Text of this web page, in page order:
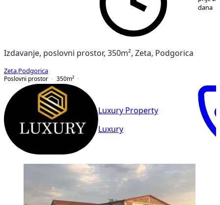
dana
Izdavanje, poslovni prostor, 350m², Zeta, Podgorica
Zeta Podgorica
Poslovni prostor
350m²
Luxury Property
Luxury